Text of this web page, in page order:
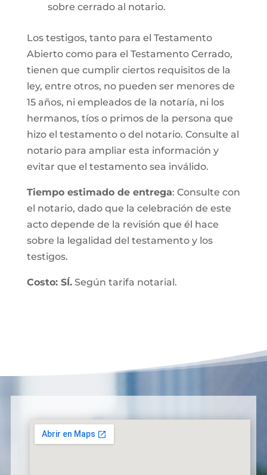
sobre cerrado al notario.
Los testigos, tanto para el Testamento
Abierto como para el Testamento Cerrado,
tienen que cumplir ciertos requisitos de la
ley, entre otros, no pueden ser menores de
15 años, ni empleados de la notaría, ni los
hermanos, tíos o primos de la persona que
hizo el testamento o del notario. Consulte al
notario para ampliar esta información y
evitar que el testamento sea inválido.
Tiempo estimado de entrega: Consulte con
el notario, dado que la celebración de este
acto depende de la revisión que él hace
sobre la legalidad del testamento y los
testigos.
Costo: SÍ.Según tarifa notarial.